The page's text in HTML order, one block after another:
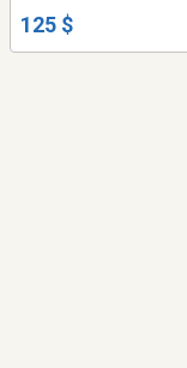
125 $